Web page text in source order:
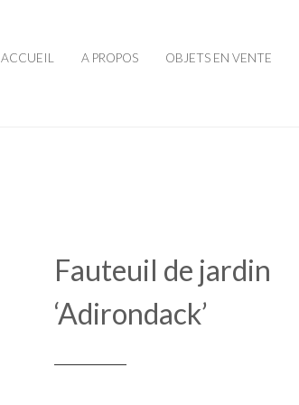
ACCUEIL A PROPOS OBJETS EN VENTE
Fauteuil de jardin
‘Adirondack’